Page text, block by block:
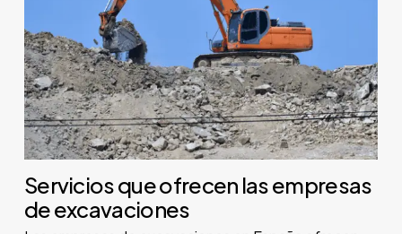
Servicios que ofrecen las empresas
de excavaciones